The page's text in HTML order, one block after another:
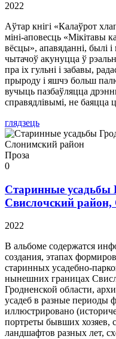
2022
Аўтар кнігі «Калаўрот
міні-аповесць «Мікітавы
вёсцы», апавяданні, былі
чытачоў акунуцца ў
пра іх гульні і забавы,
прыроду і яшчэ больш
вучыць пазбаўляцца
справядлівымі, не баяцца
глядзець
Проза
0
Старинные
Свислочский
2022
В альбоме содержатся
создания, этапах
старинных усадебно-
нынешних границах
Гродненской области,
усадеб в разные периоды
иллюстрировано
портреты бывших хозяев,
ландшафтов разных лет,